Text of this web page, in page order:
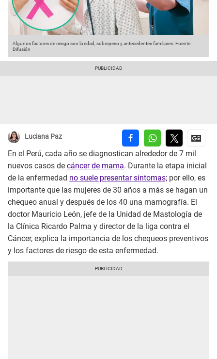
Algunos factores de riesgo son la edad, sobrepeso y antecedentes familiares. Fuente:
Difusión
Luciana Paz
En el Perú, cada año se diagnostican alrededor de 7 mil
nuevos casos de cáncer de mama. Durante la etapa inicial
de la enfermedad no suele presentar síntomas; por ello, es
importante que las mujeres de 30 años a más se hagan un
chequeo anual y después de los 40 una mamografía. El
doctor Mauricio León, jefe de la Unidad de Mastología de
la Clínica Ricardo Palma y director de la liga contra el
Cáncer, explica la importancia de los chequeos preventivos
y los factores de riesgo de esta enfermedad.